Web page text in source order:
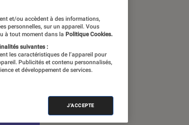
et/ou accèdent à des informations,
personnelles, sur un appareil. Vous
à tout moment dans la Politique Cookies.
suivantes :
les caractéristiques de l’appareil pour
Publicités et contenu personnalisés,
et développement de services.
J'ACCEPTE